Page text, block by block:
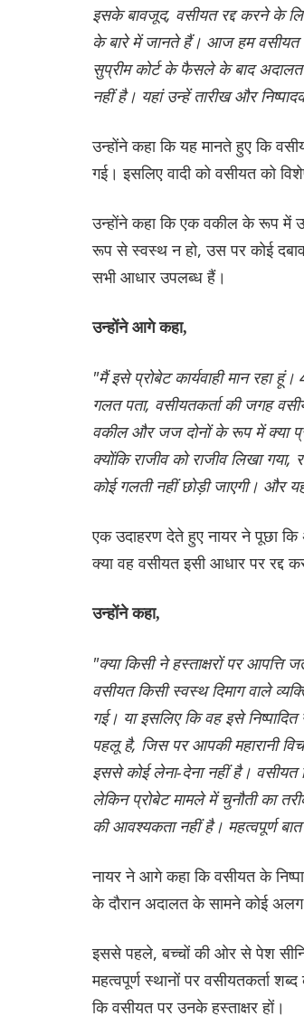
इसके बावजूद, वसीयत रद्द करने के
के बारे में जानते हैं। आज हम वसीयत
सुप्रीम कोर्ट के फैसले के बाद
नहीं है। यहां उन्हें तारीख और
उन्होंने कहा कि यह मानते हुए कि
गई। इसलिए वादी को वसीयत को
उन्होंने कहा कि एक वकील के रूप में
रूप से स्वस्थ न हो, उस पर कोई दबाव
सभी आधार उपलब्ध हैं।
उन्होंने आगे कहा,
"मैं इसे प्रोबेट कार्यवाही मान रहा
गलत पता, वसीयतकर्ता की जगह
वकील और जज दोनों के रूप में क्या
क्योंकि राजीव को राजीव लिखा गया,
कोई गलती नहीं छोड़ी जाएगी। और
एक उदाहरण देते हुए नायर ने पूछा
क्या वह वसीयत इसी आधार पर रद्द
उन्होंने कहा,
"क्या किसी ने हस्ताक्षरों पर
वसीयत किसी स्वस्थ दिमाग वाले
गई। या इसलिए कि वह इसे
पहलू है, जिस पर आपकी महारानी
इससे कोई लेना-देना नहीं है।
लेकिन प्रोबेट मामले में चुनौती का
की आवश्यकता नहीं है। महत्वपूर्ण
नायर ने आगे कहा कि वसीयत के
के दौरान अदालत के सामने कोई अलग
इससे पहले, बच्चों की ओर से पेश
महत्वपूर्ण स्थानों पर वसीयतकर्ता
कि वसीयत पर उनके हस्ताक्षर हों।